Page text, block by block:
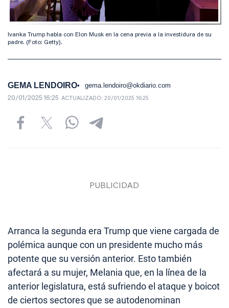
Ivanka Trump habla con Elon Musk en la cena previa a la investidura de su
padre. (Foto: Getty).
GEMA LENDOIRO gema.lendoiro@okdiario.com
20/01/2025 16:25 ACTUALIZADO: 20/01/2025 16:25
Arranca la segunda era Trump que viene cargada de
polémica aunque con un presidente mucho más
potente que su versión anterior. Esto también
afectará a su mujer, Melania que, en la línea de la
anterior legislatura, está sufriendo el ataque y boicot
de ciertos sectores que se autodenominan